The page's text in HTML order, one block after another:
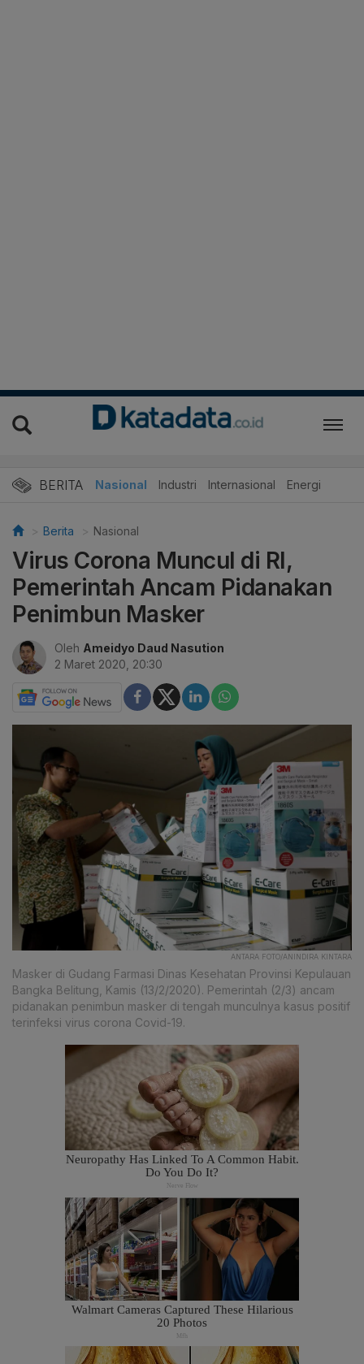
BERITA Nasional Industri Internasional Energi
Berita Nasional
Virus Corona Muncul di RI,
Pemerintah Ancam Pidanakan
Penimbun Masker
Oleh Ameidyo Daud Nasution
2 Maret 2020, 20:30
ANTARA FOTO/ANINDIRA KINTARA
Masker di Gudang Farmasi Dinas Kesehatan Provinsi Kepulauan
Bangka Belitung, Kamis (13/2/2020). Pemerintah (2/3) ancam
pidanakan penimbun masker di tengah munculnya kasus positif
terinfeksi virus corona Covid-19.